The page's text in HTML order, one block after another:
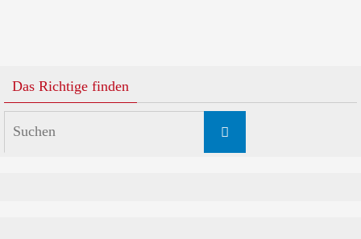
Das Richtige finden
Suchen